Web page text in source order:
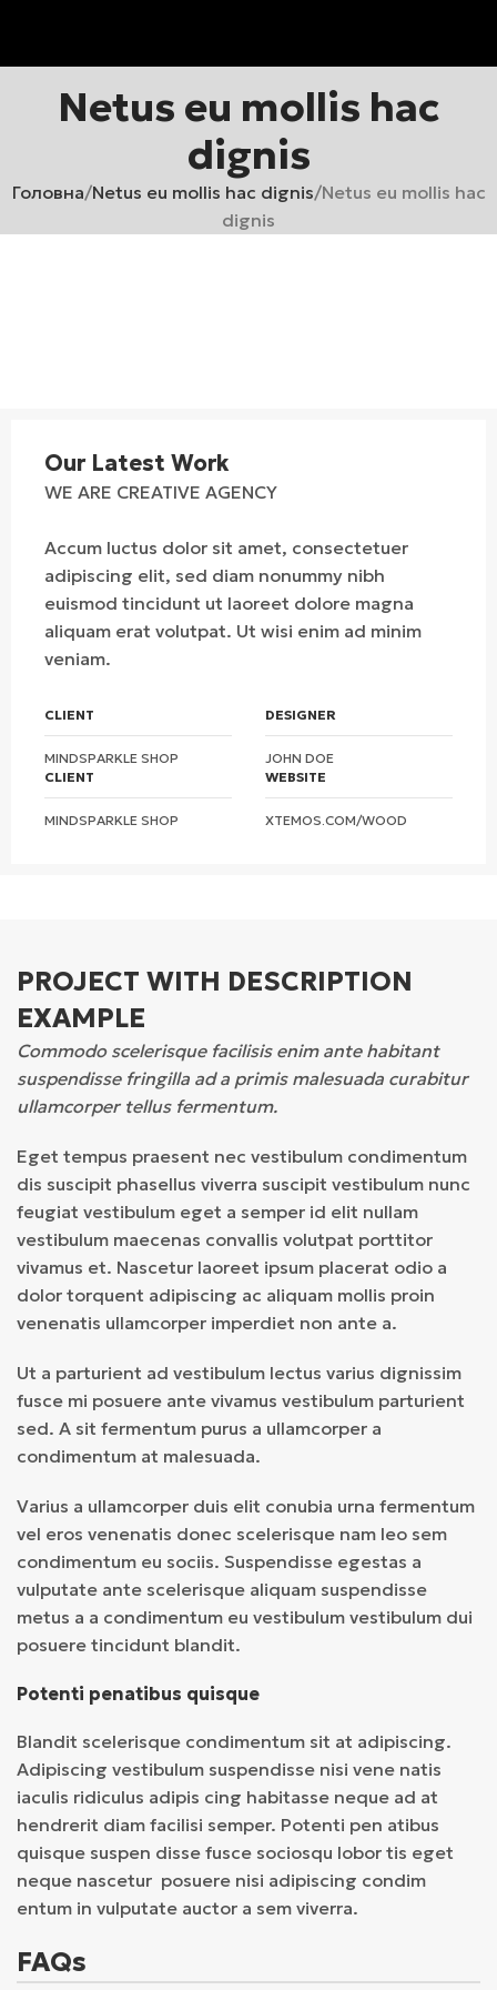
Netus eu mollis hac
dignis
Головна Netus eu mollis hac dignis Netus eu mollis hac
dignis
Our Latest Work
WE ARE CREATIVE AGENCY
Accum luctus dolor sit amet, consectetuer
adipiscing elit, sed diam nonummy nibh
euismod tincidunt ut laoreet dolore magna
aliquam erat volutpat. Ut wisi enim ad minim
veniam.
CLIENT
MINDSPARKLE SHOP
DESIGNER
JOHN DOE
CLIENT
MINDSPARKLE SHOP
WEBSITE
XTEMOS.COM/WOOD
PROJECT WITH DESCRIPTION
EXAMPLE
Commodo scelerisque facilisis enim ante habitant
suspendisse fringilla ad a primis malesuada curabitur
ullamcorper tellus fermentum.
Eget tempus praesent nec vestibulum condimentum
dis suscipit phasellus viverra suscipit vestibulum nunc
feugiat vestibulum eget a semper id elit nullam
vestibulum maecenas convallis volutpat porttitor
vivamus et. Nascetur laoreet ipsum placerat odio a
dolor torquent adipiscing ac aliquam mollis proin
venenatis ullamcorper imperdiet non ante a.
Ut a parturient ad vestibulum lectus varius dignissim
fusce mi posuere ante vivamus vestibulum parturient
sed. A sit fermentum purus a ullamcorper a
condimentum at malesuada.
Varius a ullamcorper duis elit conubia urna fermentum
vel eros venenatis donec scelerisque nam leo sem
condimentum eu sociis. Suspendisse egestas a
vulputate ante scelerisque aliquam suspendisse
metus a a condimentum eu vestibulum vestibulum dui
posuere tincidunt blandit.
Potenti penatibus quisque
Blandit scelerisque condimentum sit at adipiscing.
Adipiscing vestibulum suspendisse nisi vene natis
iaculis ridiculus adipis cing habitasse neque ad at
hendrerit diam facilisi semper. Potenti pen atibus
quisque suspen disse fusce sociosqu lobor tis eget
neque nascetur posuere nisi adipiscing condim
entum in vulputate auctor a sem viverra.
FAQs